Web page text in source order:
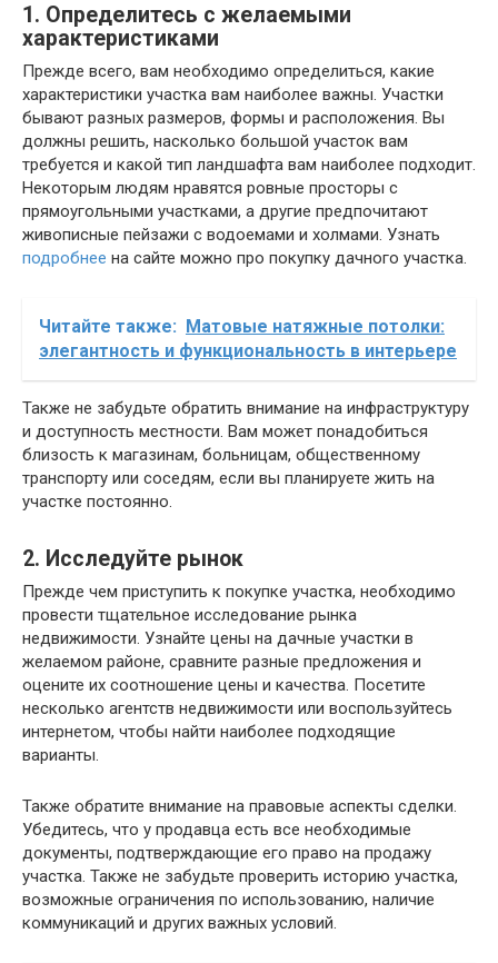
1. Определитесь с желаемыми
характеристиками
Прежде всего, вам необходимо определиться, какие
характеристики участка вам наиболее важны. Участки
бывают разных размеров, формы и расположения. Вы
должны решить, насколько большой участок вам
требуется и какой тип ландшафта вам наиболее подходит.
Некоторым людям нравятся ровные просторы с
прямоугольными участками, а другие предпочитают
живописные пейзажи с водоемами и холмами. Узнать
подробнее на сайте можно про покупку дачного участка.
Читайте также:
Матовые натяжные потолки:
элегантность и функциональность в интерьере
Также не забудьте обратить внимание на инфраструктуру
и доступность местности. Вам может понадобиться
близость к магазинам, больницам, общественному
транспорту или соседям, если вы планируете жить на
участке постоянно.
2. Исследуйте рынок
Прежде чем приступить к покупке участка, необходимо
провести тщательное исследование рынка
недвижимости. Узнайте цены на дачные участки в
желаемом районе, сравните разные предложения и
оцените их соотношение цены и качества. Посетите
несколько агентств недвижимости или воспользуйтесь
интернетом, чтобы найти наиболее подходящие
варианты.
Также обратите внимание на правовые аспекты сделки.
Убедитесь, что у продавца есть все необходимые
документы, подтверждающие его право на продажу
участка. Также не забудьте проверить историю участка,
возможные ограничения по использованию, наличие
коммуникаций и других важных условий.